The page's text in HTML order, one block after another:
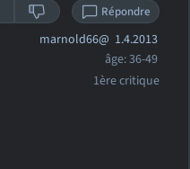
Répondre
marnold66@ 1.4.2013
âge: 36-49
1ère critique